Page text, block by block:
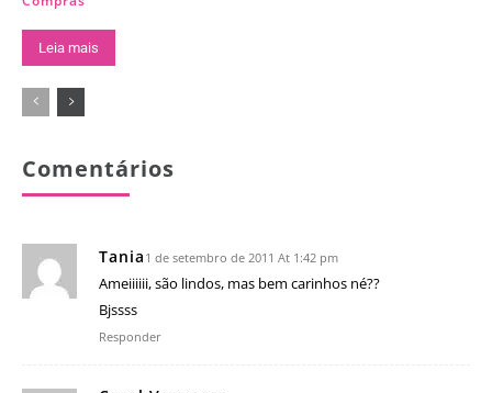
Leia mais
Comentários
Tania 1 de setembro de 2011 At 1:42 pm
Ameiiiiii, são lindos, mas bem carinhos né??
Bjssss
Responder